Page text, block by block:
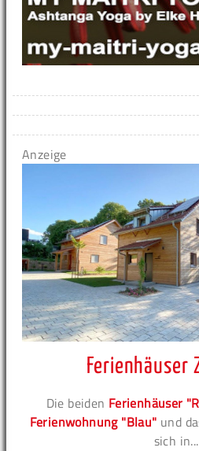
Anzeige
Ferienhäuser
Die beiden Ferienhäuser
Ferienwohnung "Blau" und
sich in...